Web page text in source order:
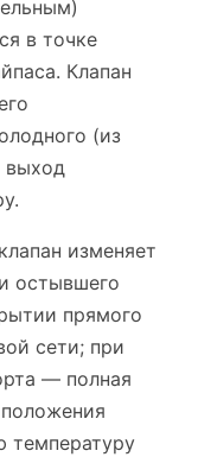
в точке
Клапан
(из
выход
изменяет
остывшего
прямого
сети; при
— полная
температуру